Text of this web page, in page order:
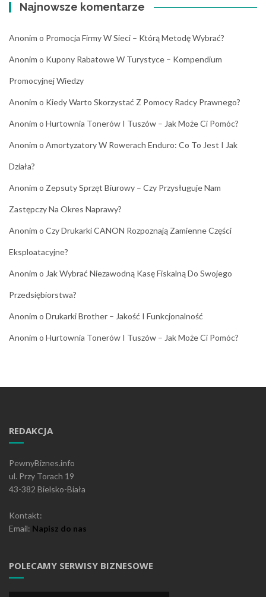
Najnowsze komentarze
Anonim o Promocja Firmy W Sieci – Którą Metodę Wybrać?
Anonim o Kupony Rabatowe W Turystyce – Kompendium
Promocyjnej Wiedzy
Anonim o Kiedy Warto Skorzystać Z Pomocy Radcy Prawnego?
Anonim o Hurtownia Tonerów I Tuszów – Jak Może Ci Pomóc?
Anonim o Amortyzatory W Rowerach Enduro: Co To Jest I Jak
Działa?
Anonim o Zepsuty Sprzęt Biurowy – Czy Przysługuje Nam
Zastępczy Na Okres Naprawy?
Anonim o Czy Drukarki CANON Rozpoznają Zamienne Części
Eksploatacyjne?
Anonim o Jak Wybrać Niezawodną Kasę Fiskalną Do Swojego
Przedsiębiorstwa?
Anonim o Drukarki Brother – Jakość I Funkcjonalność
Anonim o Hurtownia Tonerów I Tuszów – Jak Może Ci Pomóc?
REDAKCJA
PewnyBiznes.info
ul. Przy Torach 19
43-382 Bielsko-Biała
Kontakt:
Email: Napisz do nas
POLECAMY SERWISY BIZNESOWE